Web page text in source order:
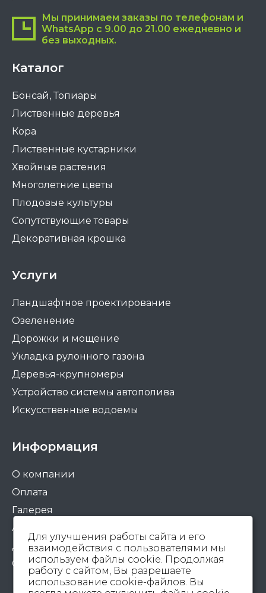
Мы принимаем заказы по телефонам и
WhatsApp с 9.00 до 21.00 ежедневно и
без выходных.
Каталог
Бонсай, Топиары
Лиственные деревья
Кора
Лиственные кустарники
Хвойные растения
Многолетние цветы
Плодовые культуры
Сопутствующие товары
Декоративная крошка
Услуги
Ландшафтное проектирование
Озеленение
Дорожки и мощение
Укладка рулонного газона
Деревья-крупномеры
Устройство системы автополива
Искусственные водоемы
Информация
О компании
Оплата
Галерея
Акции
Доставка
Статьи
Для улучшения работы сайта и его
взаимодействия с пользователями мы
используем файлы cookie. Продолжая
работу с сайтом, Вы разрешаете
использование cookie-файлов. Вы